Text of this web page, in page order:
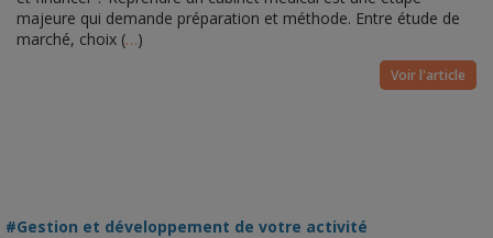
majeure qui demande préparation et méthode. Entre étude de
marché, choix (…)
Voir l'article
Gestion et développement de votre activité